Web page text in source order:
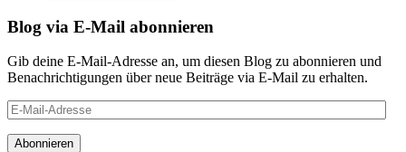
Blog via E-Mail abonnieren
Gib deine E-Mail-Adresse an, um diesen Blog zu abonnieren und
Benachrichtigungen über neue Beiträge via E-Mail zu erhalten.
E-
Mail-
Adresse
Abonnieren